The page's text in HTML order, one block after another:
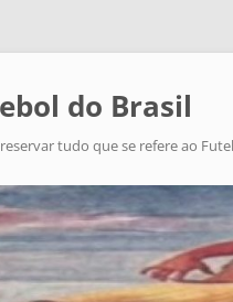
do Brasil
tudo que se refere ao